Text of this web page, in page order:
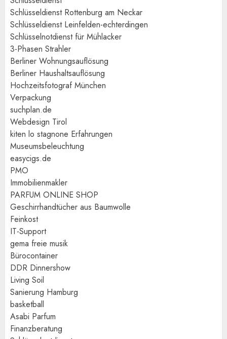
Schlüsseldienst Rottenburg am Neckar
Schlüsseldienst Leinfelden-echterdingen
Schlüsselnotdienst für Mühlacker
3-Phasen Strahler
Berliner Wohnungsauflösung
Berliner Haushaltsauflösung
Hochzeitsfotograf München
Verpackung
suchplan.de
Webdesign Tirol
kiten lo stagnone Erfahrungen
Museumsbeleuchtung
easycigs.de
PMO
Immobilienmakler
PARFUM ONLINE SHOP
Geschirrhandtücher aus Baumwolle
Feinkost
IT-Support
gema freie musik
Bürocontainer
DDR Dinnershow
Living Soil
Sanierung Hamburg
basketball
Asabi Parfum
Finanzberatung